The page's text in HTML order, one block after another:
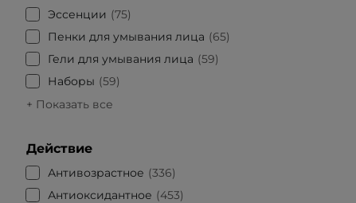
Эссенции
75
Пенки для умывания лица
65
Гели для умывания лица
59
Наборы
59
+ Показать все
Действие
Антивозрастное
336
Антиоксидантное
453